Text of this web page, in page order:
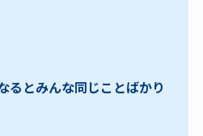
るとみんな同じことばかり